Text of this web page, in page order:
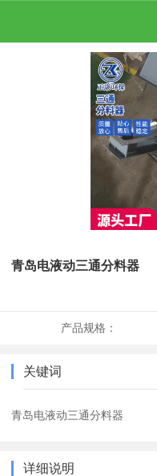
青岛电液动三通分料器
产品规格：
关键词
青岛电液动三通分料器
详细说明